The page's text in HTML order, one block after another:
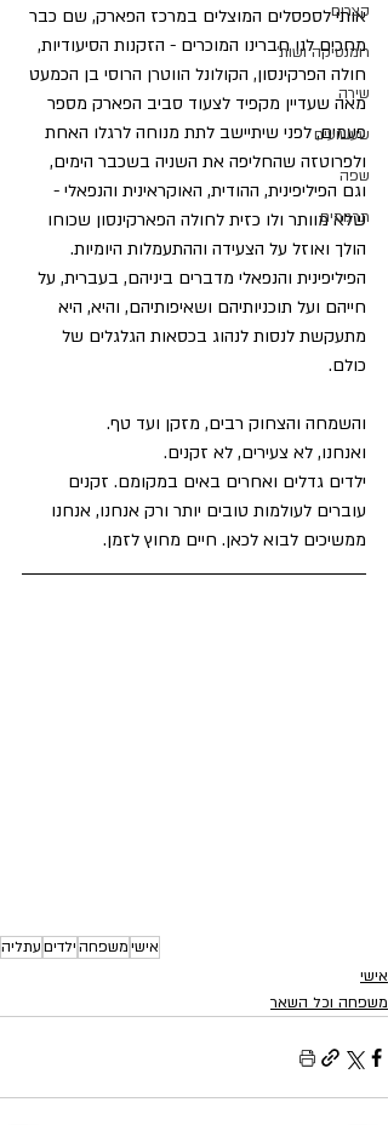
קצרים
רומנטיקה ושות'
שירה
שעשועים
שפה
תרגומים
אותי לספסלים המוצלים במרכז הפארק, שם כבר
מחכים לנו חברינו המוכרים - הזקנות הסיעודיות,
חולה הפרקינסון, הקולונל הווטרן הרוסי בן הכמעט
מאה שעדיין מקפיד לצעוד סביב הפארק מספר
פעמים, לפני שיתיישב לתת מנוחה לרגלו האחת
ולפרוטזה שהחליפה את השניה בשכבר הימים,
וגם הפיליפינית, ההודית, האוקראינית והנפאלי -
שלא מוותר ולו כזית לחולה הפארקינסון שכוחו
הולך ואוזל על הצעידה וההתעמלות היומיות.
הפיליפינית והנפאלי מדברים ביניהם, בעברית, על
חייהם ועל תוכניותיהם ושאיפותיהם, והיא, היא
מתעקשת לנסות לנהוג בכסאות הגלגלים של
כולם.
והשמחה והצחוק רבים, מזקן ועד טף.
ואנחנו, לא צעירים, לא זקנים.
ילדים גדלים ואחרים באים במקומם. זקנים
עוברים לעולמות טובים יותר ורק אנחנו, אנחנו
ממשיכים לבוא לכאן. חיים מחוץ לזמן.
אישימשפחהילדיםעתליה
אישי
משפחה וכל השאר